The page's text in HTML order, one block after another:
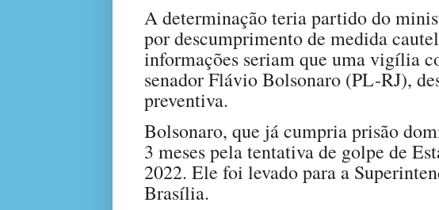
A determinação teria partido do
por descumprimento de medida
informações seriam que uma vigília
senador Flávio Bolsonaro (PL-RJ),
preventiva.
Bolsonaro, que já cumpria prisão
3 meses pela tentativa de golpe de
2022. Ele foi levado para a
Brasília.